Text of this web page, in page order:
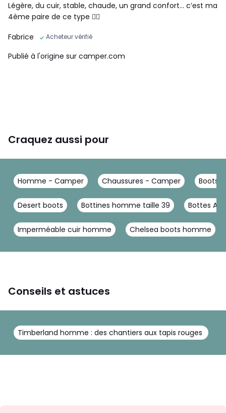
Légère, du cuir, stable, chaude, un grand confort… c’est ma
4ème paire de ce type 👍🏻
Fabrice
Acheteur vérifié
Publié à l'origine sur camper.com
Craquez aussi pour
Homme - Camper Chaussures - Camper Boots,
Desert boots Bottines homme taille 39 Bottes
Imperméable cuir homme Chelsea boots homme
Conseils et astuces
Timberland homme : des chantiers aux tapis rouges